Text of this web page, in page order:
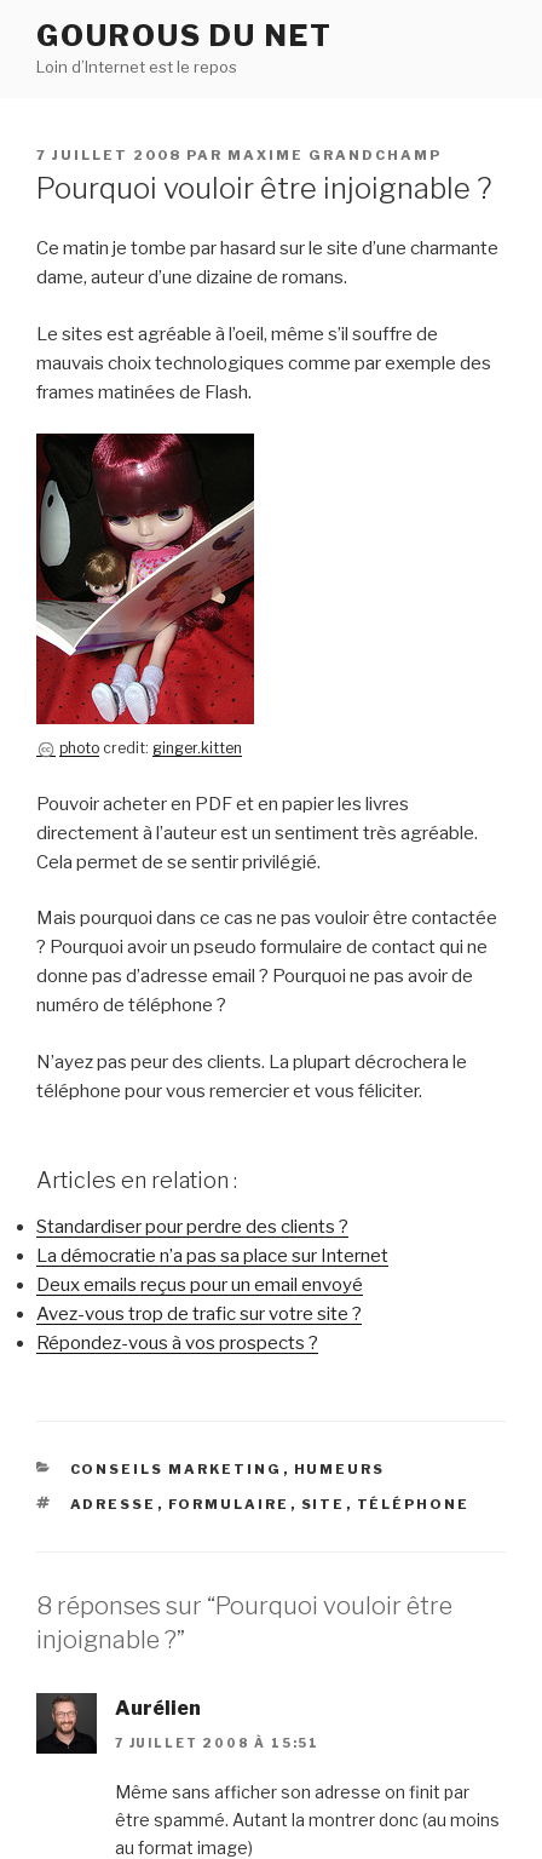
contenu
GOUROUS DU NET
Loin d’Internet est le repos
PUBLIÉ
LE
7 JUILLET 2008 PAR MAXIME GRANDCHAMP
Pourquoi vouloir être injoignable ?
Ce matin je tombe par hasard sur le site d’une charmante
dame, auteur d’une dizaine de romans.
Le sites est agréable à l’oeil, même s’il souffre de
mauvais choix technologiques comme par exemple des
frames matinées de Flash.
photo credit: ginger.kitten
Pouvoir acheter en PDF et en papier les livres
directement à l’auteur est un sentiment très agréable.
Cela permet de se sentir privilégié.
Mais pourquoi dans ce cas ne pas vouloir être contactée
? Pourquoi avoir un pseudo formulaire de contact qui ne
donne pas d’adresse email ? Pourquoi ne pas avoir de
numéro de téléphone ?
N’ayez pas peur des clients. La plupart décrochera le
téléphone pour vous remercier et vous féliciter.
Articles en relation :
Standardiser pour perdre des clients ?
La démocratie n’a pas sa place sur Internet
Deux emails reçus pour un email envoyé
Avez-vous trop de trafic sur votre site ?
Répondez-vous à vos prospects ?
CATÉGORIES
CONSEILS MARKETING , HUMEURS
ÉTIQUETTES
ADRESSE , FORMULAIRE , SITE , TÉLÉPHONE
8 réponses sur “Pourquoi vouloir être
injoignable ?”
Aurélien
7 JUILLET 2008 À 15:51
Même sans afficher son adresse on finit par
être spammé. Autant la montrer donc (au moins
au format image)